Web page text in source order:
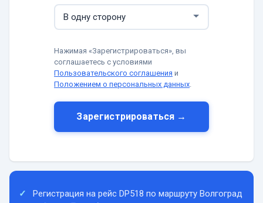
Нажимая «Зарегистрироваться», вы
соглашаетесь с условиями
Пользовательского соглашения и
Положением о персональных данных.
Зарегистрироваться →
Регистрация на рейс DP518 по маршруту Волгоград